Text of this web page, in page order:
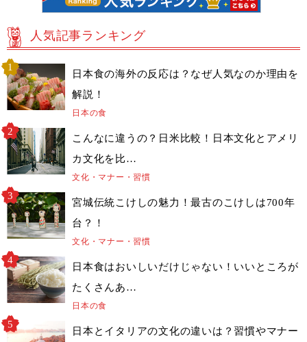
人気記事ランキング
日本食の海外の反応は？なぜ人気なのか理由を
解説！
日本の食
こんなに違うの？日米比較！日本文化とアメリ
カ文化を比…
文化・マナー・習慣
宮城伝統こけしの魅力！最古のこけしは700年
台？！
文化・マナー・習慣
日本食はおいしいだけじゃない！いいところが
たくさんあ…
日本の食
日本とイタリアの文化の違いは？習慣やマナー